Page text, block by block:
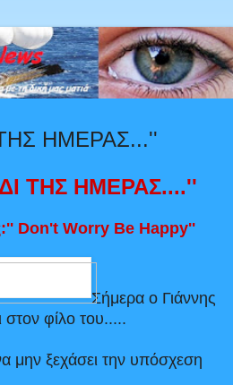
ΗΜΕΡΑΣ...''
ΤΗΣ ΗΜΕΡΑΣ....''
Don't Worry Be Happy''
Σήμερα ο Γιάννης
στον φίλο του.....
μην ξεχάσει την υπόσχεση